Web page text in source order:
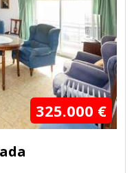
325.000 €